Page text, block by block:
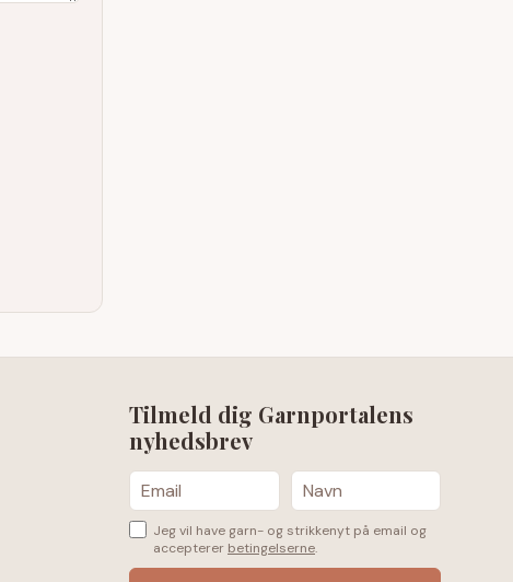
Tilmeld dig Garnportalens
nyhedsbrev
Jeg vil have garn- og strikkenyt på email og
accepterer betingelserne.